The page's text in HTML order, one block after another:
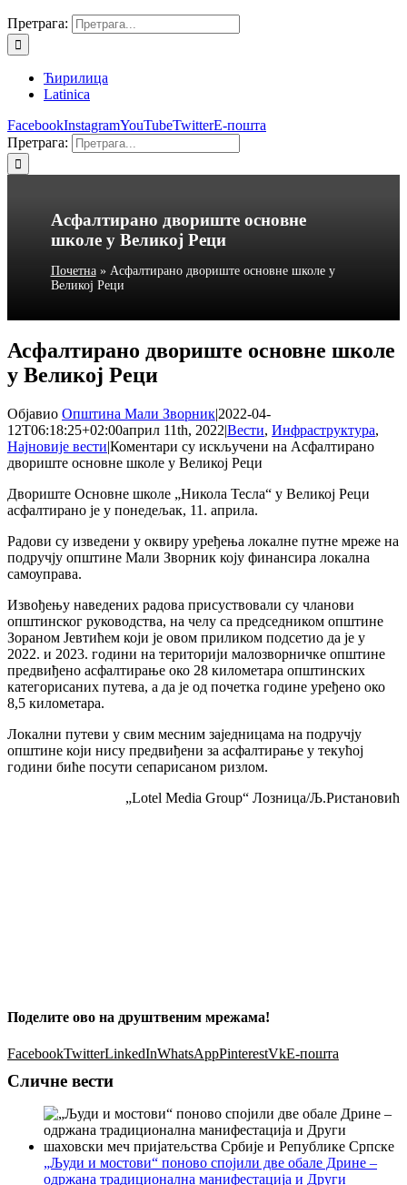
Претрага:
Ћирилица
Latinica
FacebookInstagramYouTubeTwitterЕ-пошта
Претрага:
Асфалтирано двориште основне
школе у Великој Реци
Почетна» Асфалтирано двориште основне школе у
Великој Реци
Асфалтирано двориште основне школе
у Великој Реци
Објавио Општина Мали Зворник|2022-04-
12T06:18:25+02:00април 11th, 2022|Вести, Инфраструктура,
Најновије вести|Коментари су искључени на Асфалтирано
двориште основне школе у Великој Реци
Двориште Основне школе „Никола Тесла“ у Великој Реци
асфалтирано је у понедељак, 11. априла.
Радови су изведени у оквиру уређења локалне путне мреже на
подручју општине Мали Зворник коју финансира локална
самоуправа.
Извођењу наведених радова присуствовали су чланови
општинског руководства, на челу са председником општине
Зораном Јевтићем који је овом приликом подсетио да је у
2022. и 2023. години на територији малозворничке општине
предвиђено асфалтирање око 28 километара општинских
категорисаних путева, а да је од почетка године уређено око
8,5 километара.
Локални путеви у свим месним заједницама на подручју
општине који нису предвиђени за асфалтирање у текућој
години биће посути сепарисаном ризлом.
„Lotel Media Group“ Лозница/Љ.Ристановић
Поделите ово на друштвеним мрежама!
FacebookTwitterLinkedInWhatsAppPinterestVkЕ-пошта
Сличне вести
„Људи и мостови“ поново спојили две обале Дрине –
одржана традиционална манифестација и Други